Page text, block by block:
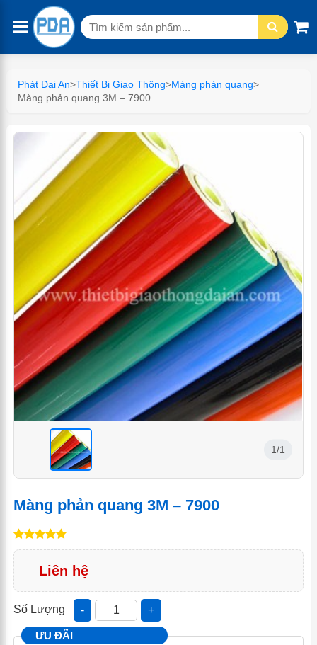
Tìm
Phát Đại An>Thiết Bị Giao Thông>Màng phản quang>
Màng phản quang 3M – 7900
<
1/1
Màng phản quang 3M – 7900
Liên hệ
Số Lượng - +
ƯU ĐÃI